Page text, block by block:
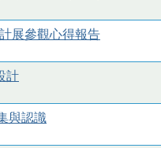
展參觀心得報告
計
與認識